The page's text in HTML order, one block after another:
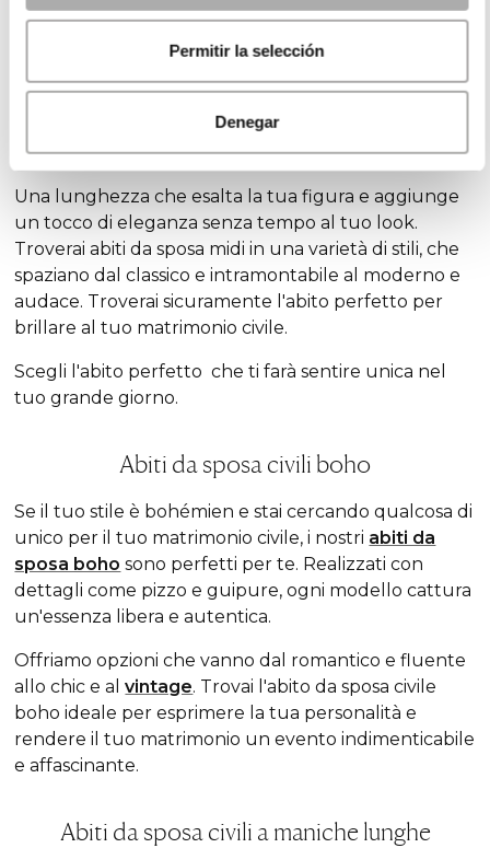
Permitir la selección
Denegar
celebrazione unica.
Abiti da sposa midi per matrimoni civili
Vieni a scoprire gli abiti da sposa midi per un
matrimoni civile ricco di stile e raffinatezza
Una lunghezza che esalta la tua figura e aggiunge
un tocco di eleganza senza tempo al tuo look.
Troverai abiti da sposa midi in una varietà di stili, che
spaziano dal classico e intramontabile al moderno e
audace. Troverai sicuramente l'abito perfetto per
brillare al tuo matrimonio civile.
Scegli l'abito perfetto che ti farà sentire unica nel
tuo grande giorno.
Abiti da sposa civili boho
Se il tuo stile è bohémien e stai cercando qualcosa di
unico per il tuo matrimonio civile, i nostri abiti da
sposa boho sono perfetti per te. Realizzati con
dettagli come pizzo e guipure, ogni modello cattura
un'essenza libera e autentica.
Offriamo opzioni che vanno dal romantico e fluente
allo chic e alvintage. Trovai l'abito da sposa civile
boho ideale per esprimere la tua personalità e
rendere il tuo matrimonio un evento indimenticabile
e affascinante.
Abiti da sposa civili a maniche lunghe